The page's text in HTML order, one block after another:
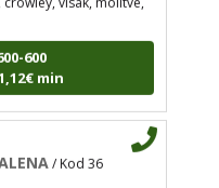
crowley, visak,
600
min
600
min
slobodan